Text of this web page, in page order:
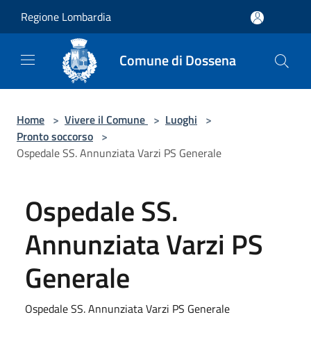
Regione Lombardia
Comune di Dossena
Home > Vivere il Comune > Luoghi >
Pronto soccorso >
Ospedale SS. Annunziata Varzi PS Generale
Ospedale SS.
Annunziata Varzi PS
Generale
Ospedale SS. Annunziata Varzi PS Generale